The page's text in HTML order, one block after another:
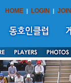
HOME | LOGIN | JOIN